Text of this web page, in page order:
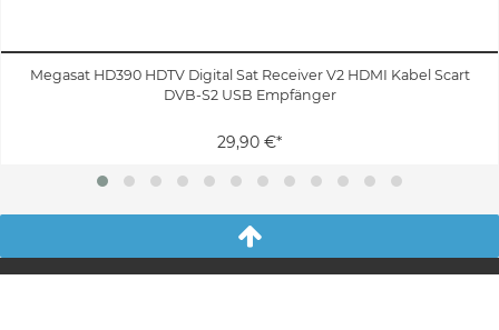
Megasat HD390 HDTV Digital Sat Receiver V2 HDMI Kabel Scart
DVB-S2 USB Empfänger
29,90 €*